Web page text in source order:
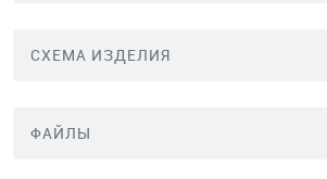
СХЕМА ИЗДЕЛИЯ
ФАЙЛЫ